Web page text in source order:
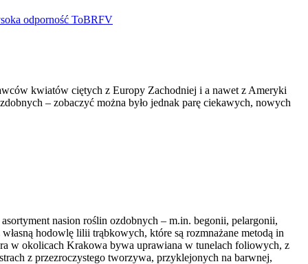
kwiatów ciętych z Europy Zachodniej i a nawet z Ameryki
– zobaczyć można było jednak parę ciekawych, nowych
nasion roślin ozdobnych – m.in. begonii, pelargonii,
hodowlę lilii trąbkowych, które są rozmnażane metodą in
w okolicach Krakowa bywa uprawiana w tunelach foliowych, z
z przezroczystego tworzywa, przyklejonych na barwnej,